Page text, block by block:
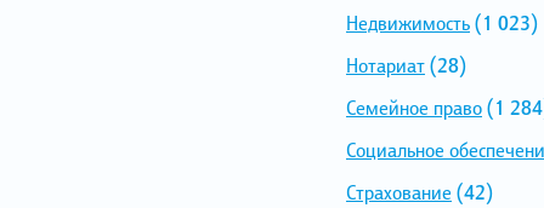
Недвижимость(1 023)
Нотариат(28)
Семейное право(1
Социальное
Страхование (42)